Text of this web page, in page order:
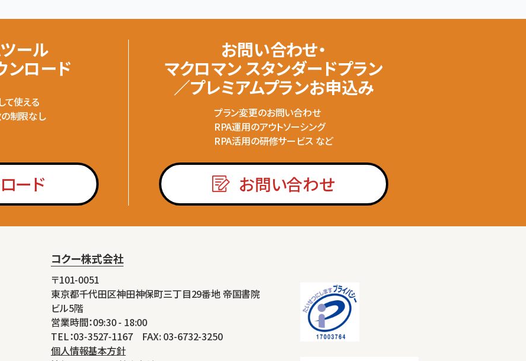
ール
ンロード
て使える
制限なし
ード
お問い合わせ・
マクロマン スタンダードプラン
／プレミアムプランお申込み
プラン変更のお問い合わせ
RPA運用のアウトソーシング
RPA活用の研修サービス など
お問い合わせ
コクー株式会社
〒101-0051
東京都千代田区神田神保町三丁目29番地 帝国書院
ビル5階
営業時間：09:30 - 18:00
TEL：03-3527-1167 FAX: 03-6732-3250
個人情報基本方針